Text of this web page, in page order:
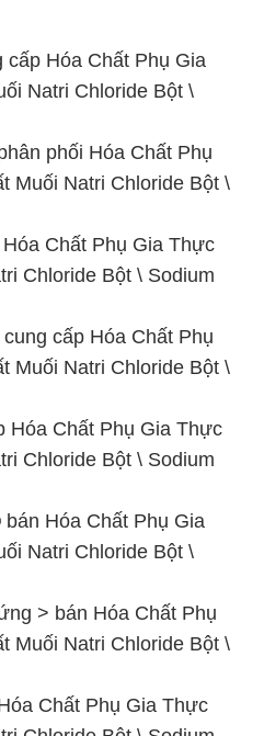
phối Hóa Chất Phụ
Muối Natri Chloride Bột \
Chất Phụ Gia Thực
Chloride Bột \ Sodium
cấp Hóa Chất Phụ
Muối Natri Chloride Bột \
Chất Phụ Gia Thực
Chloride Bột \ Sodium
Hóa Chất Phụ Gia
Natri Chloride Bột \
> bán Hóa Chất Phụ
Muối Natri Chloride Bột \
Chất Phụ Gia Thực
Chloride Bột \ Sodium
mại Hóa Chất Phụ Gia
Natri Chloride Bột \